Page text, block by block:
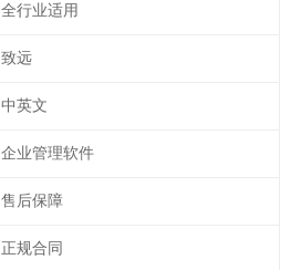
全行业适用
致远
中英文
企业管理软件
售后保障
正规合同